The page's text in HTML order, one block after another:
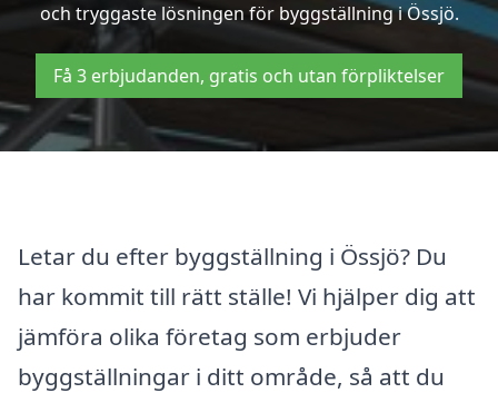
och tryggaste lösningen för byggställning i Össjö.
Få 3 erbjudanden, gratis och utan förpliktelser
Letar du efter byggställning i Össjö? Du
har kommit till rätt ställe! Vi hjälper dig att
jämföra olika företag som erbjuder
byggställningar i ditt område, så att du